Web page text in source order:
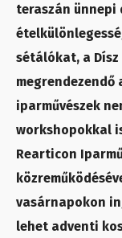
teraszán ünnepi
sétálókat, a
iparművészek
workshopokkal
Rearticon
vasárnapokon
lehet adventi